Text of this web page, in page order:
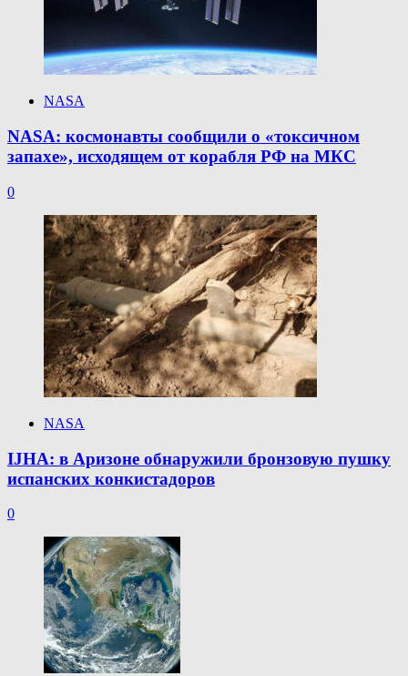
NASA
NASA: космонавты сообщили о «токсичном
запахе», исходящем от корабля РФ на МКС
0
NASA
IJHA: в Аризоне обнаружили бронзовую пушку
испанских конкистадоров
0